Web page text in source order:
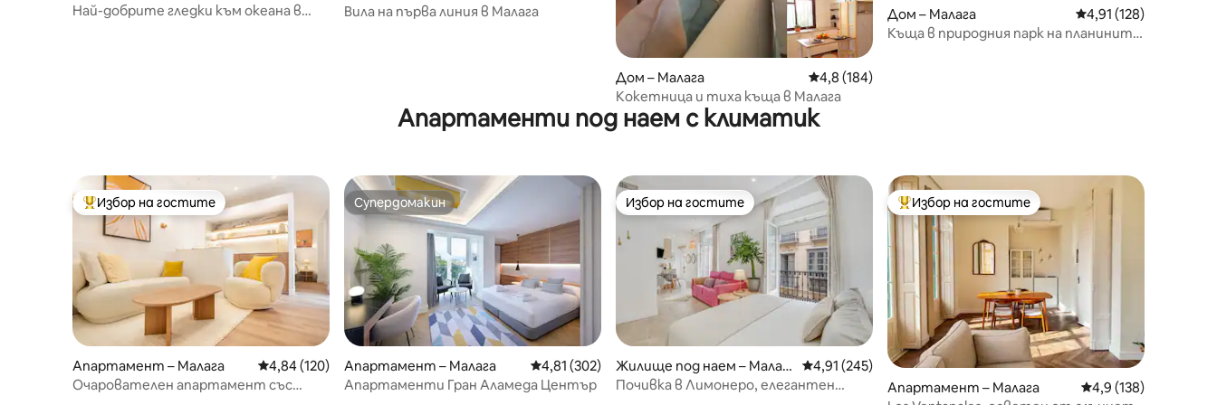
Най-добрите гледки към океана в
Вила на първа линия в Малага
Дом – Малага Средна оценка: 4,8 от 5, 184 отзива
4,8 (184)
Кокетница и тиха къща в Малага
Дом – Малага Средна оценка: 4,91
4,91 (128)
Къща в природния парк на планините
Апартаменти под наем с климатик
Най-популярен избор на гостите
Избор на гостите
Апартамент – Малага Средна оценка: 4,84 от 5, 120 отзива
4,84 (120)
Очарователен апартамент със
Супердомакин
Супердомакин
Апартамент – Малага Средна оценка: 4,81 от 5, 302 отзива
4,81 (302)
Апартаменти Гран Аламеда Център
Избор на гостите
Избор на гостите
Жилище под наем – Малаг
а
Средна оценка: 4,91 от 5, 245 отзива
4,91 (245)
Почивка в Лимонеро, елегантен
Най-популярен избор на гостите
Избор на гостите
Апартамент – Малага Средна оценка: 4,9
4,9 (138)